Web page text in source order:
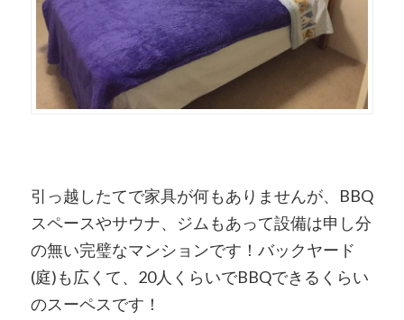
引っ越したてで家具が何もありませんが、BBQ
スペースやサウナ、ジムもあって設備は申し分
の無い完璧なマンションです！バックヤード
(庭)も広くて、20人くらいでBBQできるくらい
のスーペスです！